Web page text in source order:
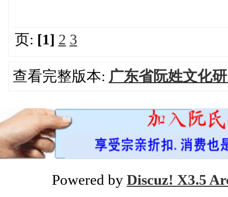
页: [1] 2 3
查看完整版本: 广东省阮姓文化
Powered by Discuz! X3.5